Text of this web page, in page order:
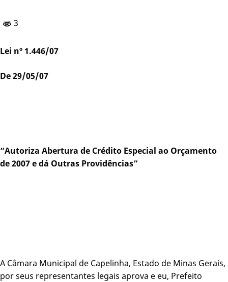
3
Lei nº 1.446/07
De 29/05/07
“Autoriza Abertura de Crédito Especial ao Orçamento
de 2007 e dá Outras Providências”
A Câmara Municipal de Capelinha, Estado de Minas Gerais,
por seus representantes legais aprova e eu, Prefeito